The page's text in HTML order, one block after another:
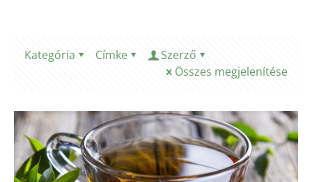
Kategória Címke
Szerző
Összes megjelenítése